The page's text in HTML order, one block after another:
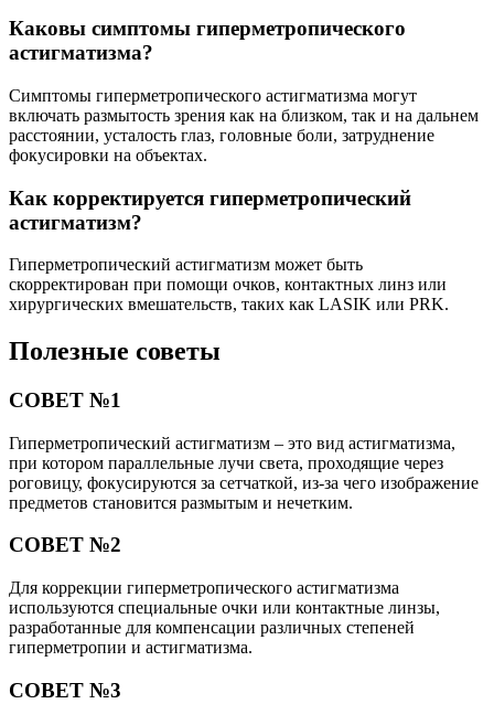
Каковы симптомы гиперметропического
астигматизма?
Симптомы гиперметропического астигматизма могут
включать размытость зрения как на близком, так и на дальнем
расстоянии, усталость глаз, головные боли, затруднение
фокусировки на объектах.
Как корректируется гиперметропический
астигматизм?
Гиперметропический астигматизм может быть
скорректирован при помощи очков, контактных линз или
хирургических вмешательств, таких как LASIK или PRK.
Полезные советы
СОВЕТ №1
Гиперметропический астигматизм – это вид астигматизма,
при котором параллельные лучи света, проходящие через
роговицу, фокусируются за сетчаткой, из-за чего изображение
предметов становится размытым и нечетким.
СОВЕТ №2
Для коррекции гиперметропического астигматизма
используются специальные очки или контактные линзы,
разработанные для компенсации различных степеней
гиперметропии и астигматизма.
СОВЕТ №3